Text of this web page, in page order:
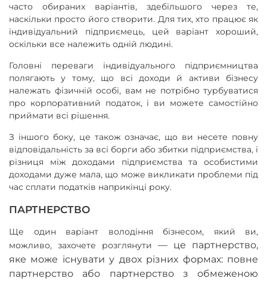
часто обираних варіантів, здебільшого через те,
наскільки просто його створити. Для тих, хто працює як
індивідуальний підприємець, цей варіант хороший,
оскільки все належить одній людині.
Головні переваги індивідуального підприємництва
полягають у тому, що всі доходи й активи бізнесу
належать фізичній особі, вам не потрібно турбуватися
про корпоративний податок, і ви можете самостійно
приймати всі рішення.
З іншого боку, це також означає, що ви несете повну
відповідальність за всі борги або збитки підприємства, і
різниця між доходами підприємства та особистими
доходами дуже мала, що може викликати проблеми під
час сплати податків наприкінці року.
ПАРТНЕРСТВО
Ще один варіант володіння бізнесом, який ви,
можливо, захочете розглянути — це партнерство,
яке може існувати у двох різних формах: повне
партнерство або партнерство з обмеженою